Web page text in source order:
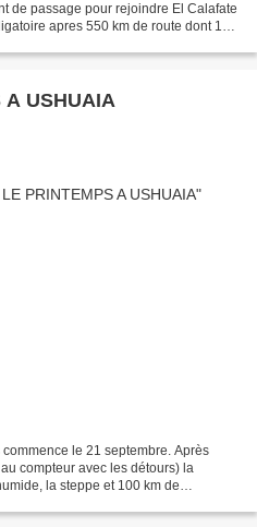
de passage pour rejoindre El Calafate
apres 550 km de route dont 120
A USHUAIA
le 21 septembre. Après
compteur avec les détours) la
la steppe et 100 km de